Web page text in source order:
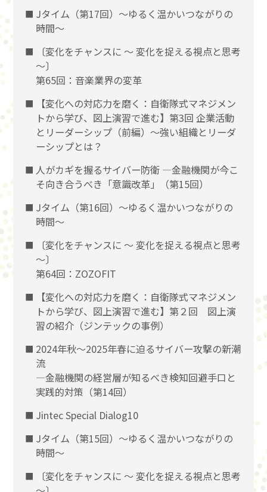
Jタイム（第17回）～ゆるく温かいつながりの
時間～
〔変化をチャンスに 〜 変化を捉える視点と思考
〜〕
第65回：音楽業界の変革
【変化への対応力を磨く：自衛隊式マネジメン
トから学び、図上演習で進む】第3回 企業活動
とリーダーシップ（前編）〜強い組織とリーダ
ーシップとは？
人がカギを握るサイバー防衛 ―金融機関が今こ
そ向き合うべき「意識改革」（第15回）
Jタイム（第16回）～ゆるく温かいつながりの
時間～
〔変化をチャンスに 〜 変化を捉える視点と思考
〜〕
第64回：ZOZOFIT
【変化への対応力を磨く：自衛隊式マネジメン
トから学び、図上演習で進む】第２回 図上演
習の紹介（ジンテックの事例）
2024年秋～2025年春に迫るサイバー攻撃の新潮
流
―金融機関の経営層が知るべき検知回避手口と
実践的対策（第14回）
Jintec Special Dialog10
Jタイム（第15回）～ゆるく温かいつながりの
時間～
〔変化をチャンスに 〜 変化を捉える視点と思考